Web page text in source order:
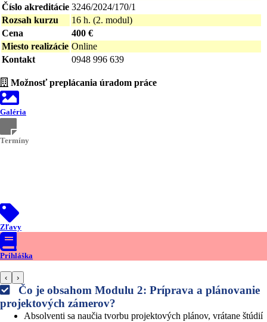
Číslo akreditácie 3246/2024/170/1
Rozsah kurzu
16 h. (2. modul)
Cena
400 €
Miesto realizácie Online
Kontakt
0948 996 639
Možnosť preplácania úradom práce
Galéria
Termíny
Zľavy
Prihláška
‹ ›
Čo je obsahom Modulu 2: Príprava a plánovanie
projektových zámerov?
Absolventi sa naučia tvorbu projektových plánov, vrátane štúdií